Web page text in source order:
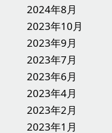
2024年8月
2023年10月
2023年9月
2023年7月
2023年6月
2023年4月
2023年2月
2023年1月